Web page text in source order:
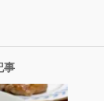
事